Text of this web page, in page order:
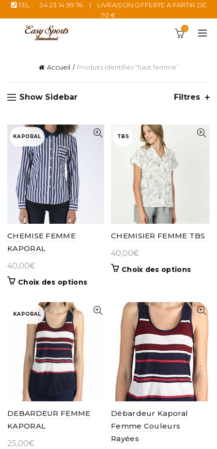
TEL : 04 23 14 99 74 |
LIVRAISON OFFERTE A PARTIR DE
70 €
0
Accueil Produits identifiés “haut femme”
Show Sidebar Filtres
KAPORAL
CHEMISE FEMME
KAPORAL
40,00€
Choix des optionsCe
plusieurs
page
du
produit
TBS
CHEMISIER FEMME TBS
40,00€
Choix des optionsCe
Les
options
être
choisies
sur
la
page
KAPORAL
DEBARDEUR FEMME
KAPORAL
25,00€
Débardeur Kaporal
Femme Couleurs
Rayées